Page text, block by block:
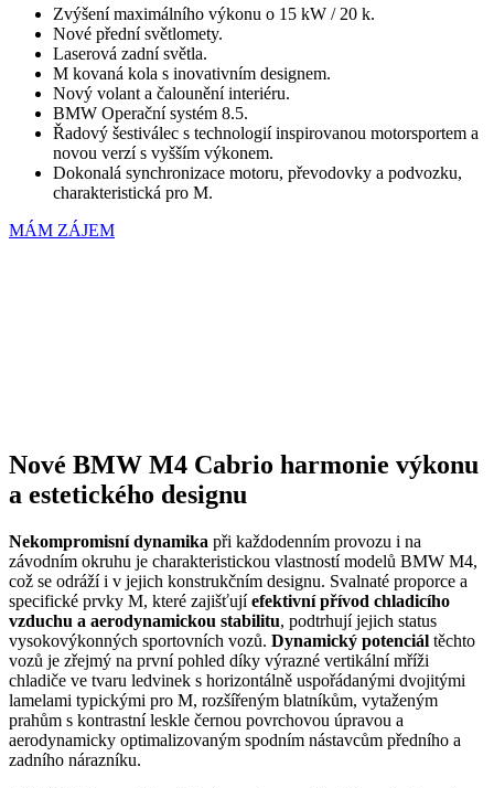
Zvýšení maximálního výkonu o 15 kW / 20 k.
Nové přední světlomety.
Laserová zadní světla.
M kovaná kola s inovativním designem.
Nový volant a čalounění interiéru.
BMW Operační systém 8.5.
Řadový šestiválec s technologií inspirovanou motorsportem a
novou verzí s vyšším výkonem.
Dokonalá synchronizace motoru, převodovky a podvozku,
charakteristická pro M.
MÁM ZÁJEM
Nové BMW M4 Cabrio harmonie výkonu
a estetického designu
Nekompromisní dynamika při každodenním provozu i na
závodním okruhu je charakteristickou vlastností modelů BMW M4,
což se odráží i v jejich konstrukčním designu. Svalnaté proporce a
specifické prvky M, které zajišťujíefektivní přívod chladicího
vzduchu a aerodynamickou stabilitu, podtrhují jejich status
vysokovýkonných sportovních vozů. Dynamický potenciál těchto
vozů je zřejmý na první pohled díky výrazné vertikální mříži
chladiče ve tvaru ledvinek s horizontálně uspořádanými dvojitými
lamelami typickými pro M, rozšířeným blatníkům, vytaženým
prahům s kontrastní leskle černou povrchovou úpravou a
aerodynamicky optimalizovaným spodním nástavcům předního a
zadního nárazníku.